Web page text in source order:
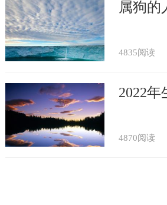
说：“你困厄狱中莫非老
融刑满出狱，困苦生病
范终竟不表露自己的身
视，唯有廉范却冒死前
斥责，廉范说：“臣愚鲁
而来收尸安葬。”皇上
下，不久被荐举为秀才
属狗的
4835阅读
2022
4870阅读